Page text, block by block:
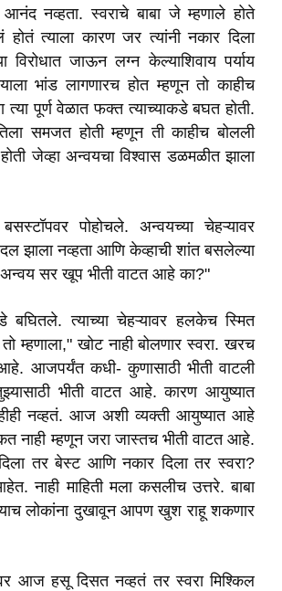
आनंद नव्हता. स्वराचे बाबा जे म्हणाले होते
त्याला कारण जर त्यांनी नकार दिला
विरोधात जाऊन लग्न केल्याशिवाय पर्याय
भांड लागणारच होत म्हणून तो काहीच
त्या पूर्ण वेळात फक्त त्याच्याकडे बघत होती.
समजत होती म्हणून ती काहीच बोलली
जेव्हा अन्वयचा विश्वास डळमळीत झाला
पोहोचले. अन्वयच्या चेहऱ्यावर
झाला नव्हता आणि केव्हाची शांत बसलेल्या
अन्वय सर खूप भीती वाटत आहे का?"
बघितले. त्याच्या चेहऱ्यावर हलकेच स्मित
म्हणाला," खोट नाही बोलणार स्वरा. खरच
आजपर्यंत कधी- कुणासाठी भीती वाटली
भीती वाटत आहे. कारण आयुष्यात
नव्हतं. आज अशी व्यक्ती आयुष्यात आहे
नाही म्हणून जरा जास्तच भीती वाटत आहे.
दिला तर बेस्ट आणि नकार दिला तर स्वरा?
नाही माहिती मला कसलीच उत्तरे. बाबा
लोकांना दुखावून आपण खुश राहू शकणार
आज हसू दिसत नव्हतं तर स्वरा मिश्किल